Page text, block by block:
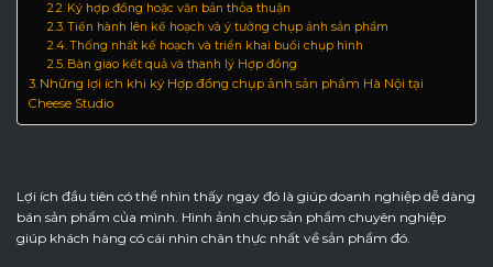
Ký hợp đồng hoặc văn bản thỏa thuận
Tiến hành lên kế hoạch và ý tưởng chụp ảnh sản phẩm
Thống nhất kế hoạch và triển khai buổi chụp hình
Bàn giao kết quả và thanh lý Hợp đồng
Những lợi ích khi ký Hợp đồng chụp ảnh sản phẩm Hà Nội tại
Cheese Studio
Lợi ích đầu tiên có thể nhìn thấy ngay đó là giúp doanh nghiệp dễ dàng
bán sản phẩm của mình. Hình ảnh chụp sản phẩm chuyên nghiệp
giúp khách hàng có cái nhìn chân thực nhất về sản phẩm đó.